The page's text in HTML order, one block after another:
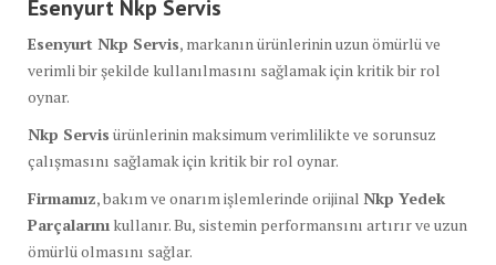
Esenyurt Nkp Servis
Esenyurt Nkp Servis, markanın ürünlerinin uzun ömürlü ve
verimli bir şekilde kullanılmasını sağlamak için kritik bir rol
oynar.
Nkp Servis ürünlerinin maksimum verimlilikte ve sorunsuz
çalışmasını sağlamak için kritik bir rol oynar.
Firmamız, bakım ve onarım işlemlerinde orijinal Nkp Yedek
Parçalarını kullanır. Bu, sistemin performansını artırır ve uzun
ömürlü olmasını sağlar.